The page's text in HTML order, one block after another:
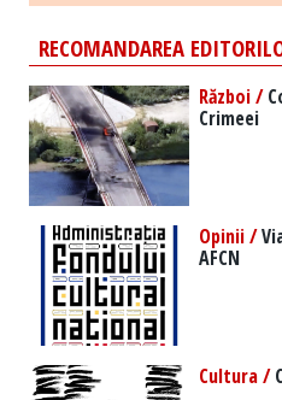
RECOMANDAREA
Război /
Crimeei
Opinii /
AFCN
Cultura /